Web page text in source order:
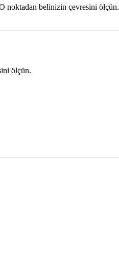
noktadan belinizin çevresini ölçün.
ölçün.